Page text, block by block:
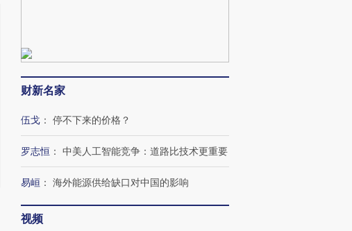
财新名家
伍戈 ： 停不下来的价格？
罗志恒 ： 中美人工智能竞争：道路比技术更重要
易峘 ： 海外能源供给缺口对中国的影响
视频